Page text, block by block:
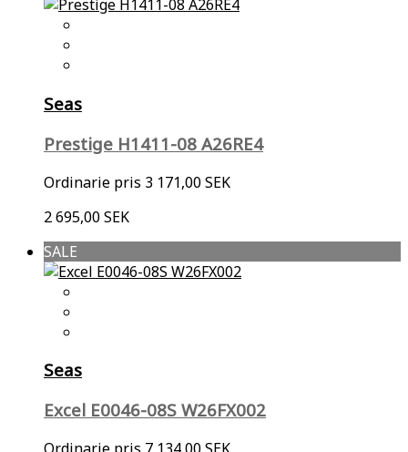
Seas
Prestige H1411-08 A26RE4
Ordinarie pris 3 171,00 SEK
2 695,00 SEK
SALE
Seas
Excel E0046-08S W26FX002